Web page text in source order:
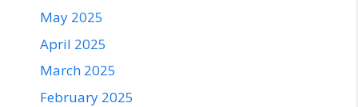
May 2025
April 2025
March 2025
February 2025